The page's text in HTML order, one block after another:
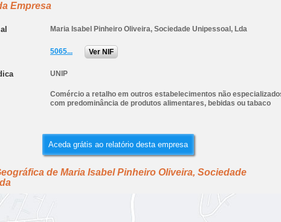
Empresa
Maria Isabel Pinheiro Oliveira, Sociedade Unipessoal, Lda
5065... Ver NIF
UNIP
Comércio a retalho em outros estabelecimentos não
com predominância de produtos alimentares, bebidas ou tabaco
Aceda grátis ao relatório desta empresa
de Maria Isabel Pinheiro Oliveira, Sociedade